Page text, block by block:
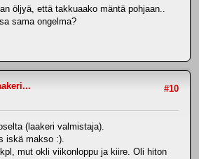
öljyä, että takkuaako mäntä pohjaan..
sama ongelma?
#10
(laakeri valmistaja).
iskä makso :).
mut okli viikonloppu ja kiire. Oli hiton